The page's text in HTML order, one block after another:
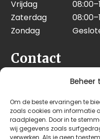
Om de beste ervaringen te
zoals cookies om informatie
raadplegen. Door in te
wij gegevens zoals
verwerken. Als je geen
Vrijdag
Zaterdag
Zondag
Contact
Seeleman &
3628 GD Kockengen
Nederland